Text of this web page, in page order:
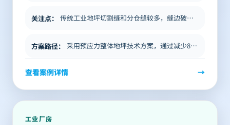
关注点： 传统工业地坪切割缝和分仓缝较多，缝边破损影响叉车、AGV和生产连续性；洁净、重载、高频通行场景对平整度、耐久性和后期…
方案路径： 采用预应力整体地坪技术方案，通过减少80%地坪切割缝，降低缝边破损、粉尘、错台和运营维修对生产的影响。实现单仓面积达…
查看案例详情 →
工业厂房